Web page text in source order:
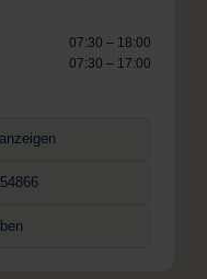
07:30 – 18:00
07:30 – 17:00